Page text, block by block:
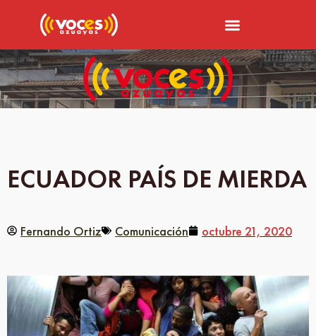
ECUADOR PAÍS DE MIERDA
Fernando Ortiz Comunicación octubre 21, 2020